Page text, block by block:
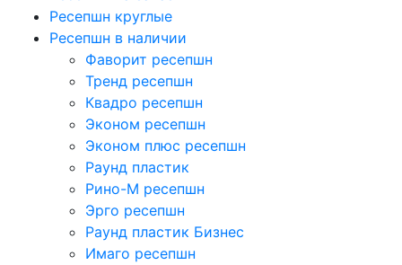
Ресепшн круглые
Ресепшн в наличии
Фаворит ресепшн
Тренд ресепшн
Квадро ресепшн
Эконом ресепшн
Эконом плюс ресепшн
Раунд пластик
Рино-М ресепшн
Эрго ресепшн
Раунд пластик Бизнес
Имаго ресепшн